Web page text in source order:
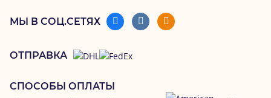
МЫ В СОЦ.СЕТЯХ
ОТПРАВКА
СПОСОБЫ ОПЛАТЫ